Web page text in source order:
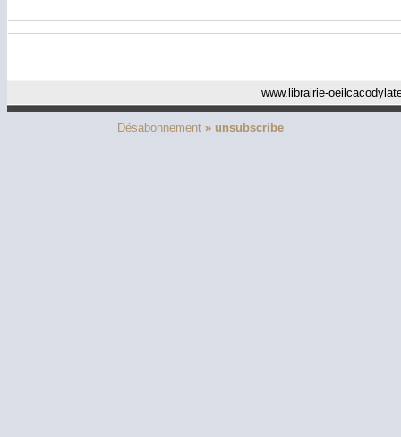
www.librairie-
Désabonnement » unsubscribe